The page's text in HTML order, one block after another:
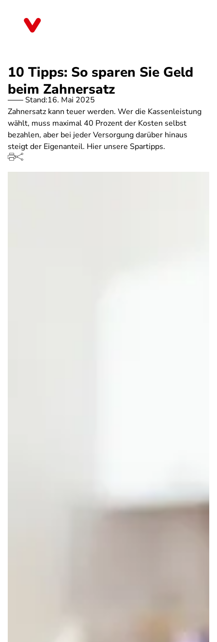
10 Tipps: So sparen Sie Geld
beim Zahnersatz
Stand:16. Mai 2025
Zahnersatz kann teuer werden. Wer die Kassenleistung
wählt, muss maximal 40 Prozent der Kosten selbst
bezahlen, aber bei jeder Versorgung darüber hinaus
steigt der Eigenanteil. Hier unsere Spartipps.